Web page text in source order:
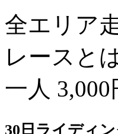
全エリア
レースと
一人 3,000
30日ライディ